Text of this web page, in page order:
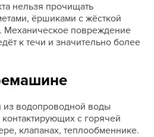
нельзя прочищать
ёршиками с жёсткой
Механическое повреждение
к течи и значительно более
из водопроводной воды
с горячей
клапанах, теплообменнике.